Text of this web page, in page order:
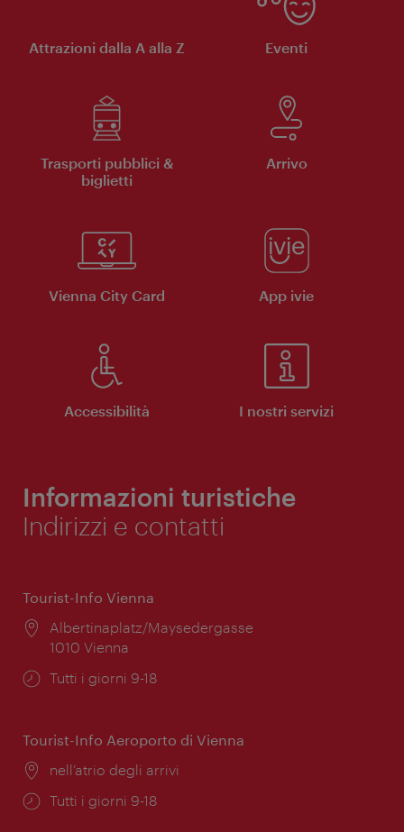
Attrazioni dalla A alla Z Eventi
Trasporti pubblici &
biglietti
Arrivo
Vienna City Card App ivie
Accessibilità I nostri servizi
Informazioni turistiche
Indirizzi e contatti
Tourist-Info Vienna
Posizione:
Albertinaplatz/Maysedergasse
1010 Vienna
Orari
Tutti i giorni 9-18
Tourist-Info Aeroporto di Vienna
Posizione:
nell’atrio degli arrivi
Orari
Tutti i giorni 9-18